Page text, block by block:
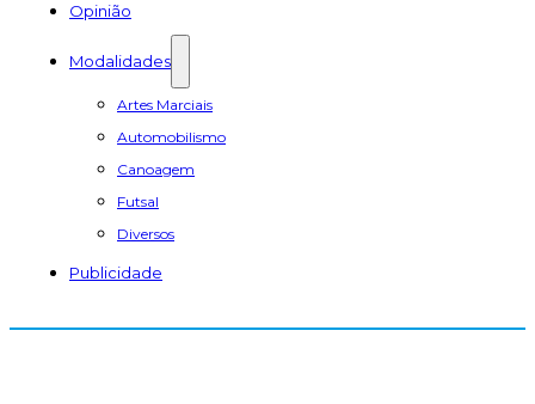
Opinião
Modalidades
Artes Marciais
Automobilismo
Canoagem
Futsal
Diversos
Publicidade